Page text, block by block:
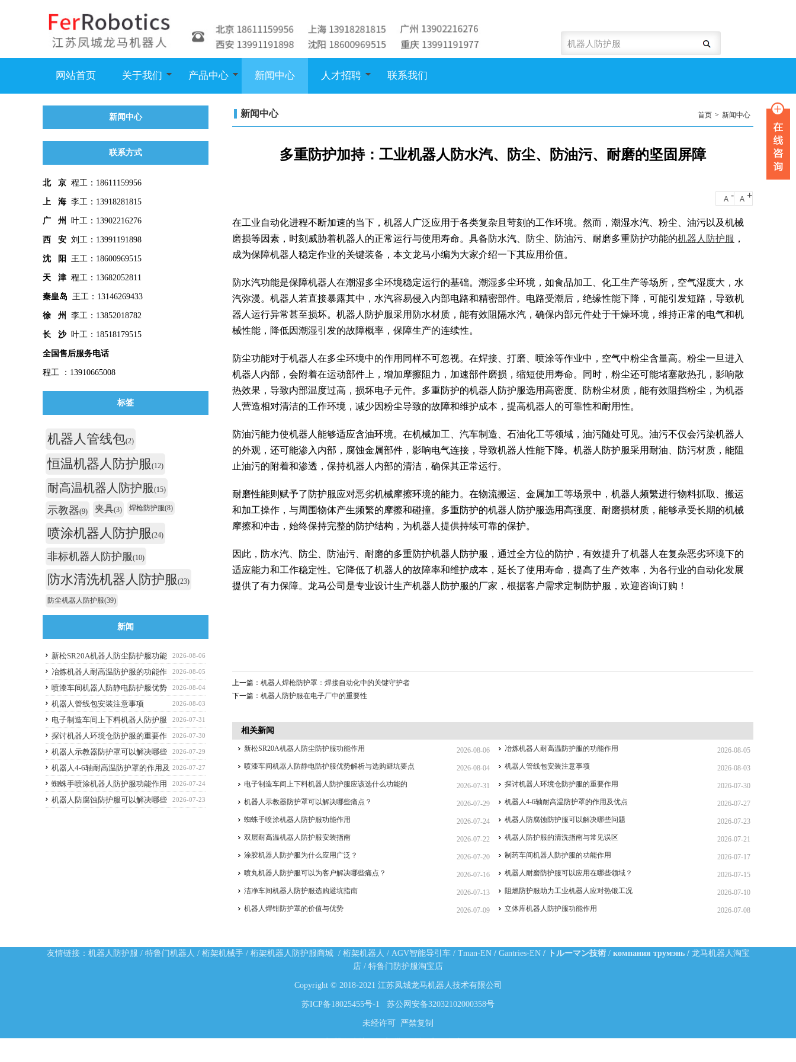
网站首页 关于我们 产品中心 新闻中心 人才招聘 联系我们
首页 > 新闻中心
新闻中心
多重防护加持：工业机器人防水汽、防尘、防油污、耐磨的坚固屏障
A - A +
在工业自动化进程不断加速的当下，机器人广泛应用于各类复杂且苛刻的工作环境。然而，潮湿水汽、粉尘、油污以及机械
磨损等因素，时刻威胁着机器人的正常运行与使用寿命。具备防水汽、防尘、防油污、耐磨多重防护功能的机器人防护服 ，
成为保障机器人稳定作业的关键装备，本文龙马小编为大家介绍一下其应用价值。
防水汽功能是保障机器人在潮湿多尘环境稳定运行的基础。潮湿多尘环境，如食品加工、化工生产等场所，空气湿度大，水
汽弥漫。机器人若直接暴露其中，水汽容易侵入内部电路和精密部件。电路受潮后，绝缘性能下降，可能引发短路，导致机
器人运行异常甚至损坏。机器人防护服采用防水材质，能有效阻隔水汽，确保内部元件处于干燥环境，维持正常的电气和机
械性能，降低因潮湿引发的故障概率，保障生产的连续性。
防尘功能对于机器人在多尘环境中的作用同样不可忽视。在焊接、打磨、喷涂等作业中，空气中粉尘含量高。粉尘一旦进入
机器人内部，会附着在运动部件上，增加摩擦阻力，加速部件磨损，缩短使用寿命。同时，粉尘还可能堵塞散热孔，影响散
热效果，导致内部温度过高，损坏电子元件。多重防护的机器人防护服选用高密度、防粉尘材质，能有效阻挡粉尘，为机器
人营造相对清洁的工作环境，减少因粉尘导致的故障和维护成本，提高机器人的可靠性和耐用性。
防油污能力使机器人能够适应含油环境。在机械加工、汽车制造、石油化工等领域，油污随处可见。油污不仅会污染机器人
的外观，还可能渗入内部，腐蚀金属部件，影响电气连接，导致机器人性能下降。机器人防护服采用耐油、防污材质，能阻
止油污的附着和渗透，保持机器人内部的清洁，确保其正常运行。
耐磨性能则赋予了防护服应对恶劣机械摩擦环境的能力。在物流搬运、金属加工等场景中，机器人频繁进行物料抓取、搬运
和加工操作，与周围物体产生频繁的摩擦和碰撞。多重防护的机器人防护服选用高强度、耐磨损材质，能够承受长期的机械
摩擦和冲击，始终保持完整的防护结构，为机器人提供持续可靠的保护。
因此，防水汽、防尘、防油污、耐磨的多重防护机器人防护服，通过全方位的防护，有效提升了机器人在复杂恶劣环境下的
适应能力和工作稳定性。它降低了机器人的故障率和维护成本，延长了使用寿命，提高了生产效率，为各行业的自动化发展
提供了有力保障。龙马公司是专业设计生产机器人防护服的厂家，根据客户需求定制防护服，欢迎咨询订购！
上一篇：机器人焊枪防护罩：焊接自动化中的关键守护者
下一篇：机器人防护服在电子厂中的重要性
相关新闻
2026-08-06
新松SR20A机器人防尘防护服功能作用 2026-08-05
冶炼机器人耐高温防护服的功能作用
2026-08-04
喷漆车间机器人防静电防护服优势解析与选购避坑要点 2026-08-03
机器人管线包安装注意事项
2026-07-31
电子制造车间上下料机器人防护服应该选什么功能的 2026-07-30
探讨机器人环境仓防护服的重要作用
2026-07-29
机器人示教器防护罩可以解决哪些痛点？ 2026-07-27
机器人4-6轴耐高温防护罩的作用及优点
2026-07-24
蜘蛛手喷涂机器人防护服功能作用 2026-07-23
机器人防腐蚀防护服可以解决哪些问题
2026-07-22
双层耐高温机器人防护服安装指南 2026-07-21
机器人防护服的清洗指南与常见误区
2026-07-20
涂胶机器人防护服为什么应用广泛？ 2026-07-17
制药车间机器人防护服的功能作用
2026-07-16
喷丸机器人防护服可以为客户解决哪些痛点？ 2026-07-15
机器人耐磨防护服可以应用在哪些领域？
2026-07-13
洁净车间机器人防护服选购避坑指南 2026-07-10
阻燃防护服助力工业机器人应对热锻工况
2026-07-09
机器人焊钳防护罩的价值与优势 2026-07-08
立体库机器人防护服功能作用
新闻中心
联系方式
北 京 程工：18611159956
上 海 李工：13918281815
广 州 叶工：13902216276
西 安 刘工：13991191898
沈 阳 王工：18600969515
天 津 程工：13682052811
秦皇岛 王工：13146269433
徐 州 李工：13852018782
长 沙叶工：18518179515
全国售后服务电话
程工 ：13910665008
标签
机器人管线包(2)
恒温机器人防护服(12)
耐高温机器人防护服(15)
示教器(9) 夹具(3) 焊枪防护服(8)
喷涂机器人防护服(24)
非标机器人防护服(10)
防水清洗机器人防护服(23)
防尘机器人防护服(39)
新闻
2026-08-06
新松SR20A机器人防尘防护服功能
作用
2026-08-05
冶炼机器人耐高温防护服的功能作
用
2026-08-04
喷漆车间机器人防静电防护服优势
解析与选购避坑要点
2026-08-03
机器人管线包安装注意事项
2026-07-31
电子制造车间上下料机器人防护服
应该选什么功能的
2026-07-30
探讨机器人环境仓防护服的重要作
用
2026-07-29
机器人示教器防护罩可以解决哪些
痛点？
2026-07-27
机器人4-6轴耐高温防护罩的作用及
优点
2026-07-24
蜘蛛手喷涂机器人防护服功能作用
2026-07-23
机器人防腐蚀防护服可以解决哪些
友情链接： 机器人防护服 / 特鲁门机器人 / 桁架机械手/ 桁架机器人防护服商城/ 桁架机器人 / AGV智能导引车/ Tman-EN/ Gantries-EN / トルーマン技術 / компания трумэнь/ 龙马机器人淘宝
店 / 特鲁门防护服淘宝店
Copyright © 2018-2021 江苏凤城龙马机器人技术有限公司
苏ICP备18025455号-1 苏公网安备32032102000358号
未经许可 严禁复制